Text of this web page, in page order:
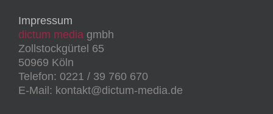
Impressum
dictum media gmbh
Zollstockgürtel 65
50969 Köln
Telefon: 0221 / 39 760 670
E-Mail: kontakt@dictum-media.de